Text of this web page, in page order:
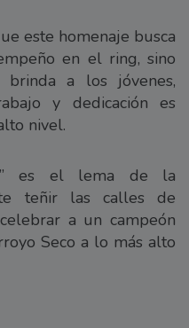
este homenaje busca
en el ring, sino
a los jóvenes,
y dedicación es
nivel.
es el lema de la
teñir las calles de
a un campeón
Seco a lo más alto